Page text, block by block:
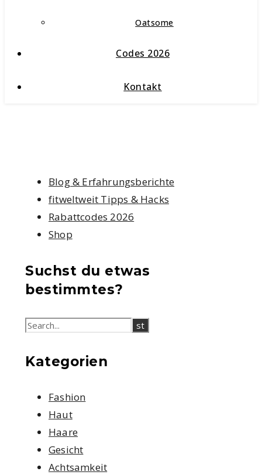
Oatsome
Codes 2026
Kontakt
Blog & Erfahrungsberichte
fitweltweit Tipps & Hacks
Rabattcodes 2026
Shop
Suchst du etwas
bestimmtes?
Kategorien
Fashion
Haut
Haare
Gesicht
Achtsamkeit